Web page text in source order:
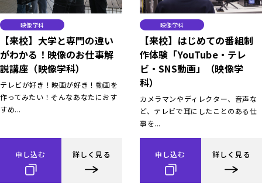
映像学科
【来校】大学と専門の違い
がわかる！映像のお仕事解
説講座（映像学科）
テレビが好き！映画が好き！動画を
作ってみたい！そんなあなたにおす
すめ...
申し込む 詳しく見る
映像学科
【来校】はじめての番組制
作体験「YouTube・テレ
ビ・SNS動画」（映像学
科）
カメラマンやディレクター、音声な
ど、テレビで耳にしたことのある仕
事を...
申し込む 詳しく見る